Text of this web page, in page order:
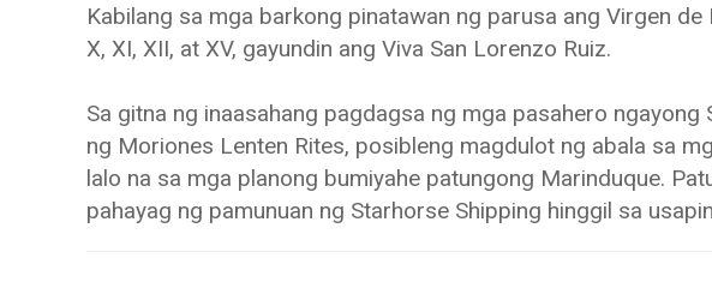
Kabilang sa mga barkong pinatawan ng parusa ang Virgen de
X, XI, XII, at XV, gayundin ang Viva San Lorenzo Ruiz.
Sa gitna ng inaasahang pagdagsa ng mga pasahero ngayong
ng Moriones Lenten Rites, posibleng magdulot ng abala sa
lalo na sa mga planong bumiyahe patungong Marinduque.
pahayag ng pamunuan ng Starhorse Shipping hinggil sa